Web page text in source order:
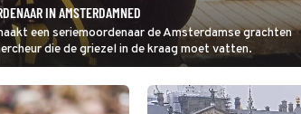
IN AMSTERDAMNED
een seriemoordenaar de Amsterdamse grachten
die de griezel in de kraag moet vatten.